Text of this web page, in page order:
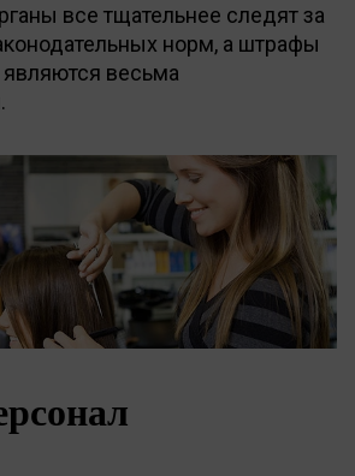
все тщательнее следят за
норм, а штрафы
весьма